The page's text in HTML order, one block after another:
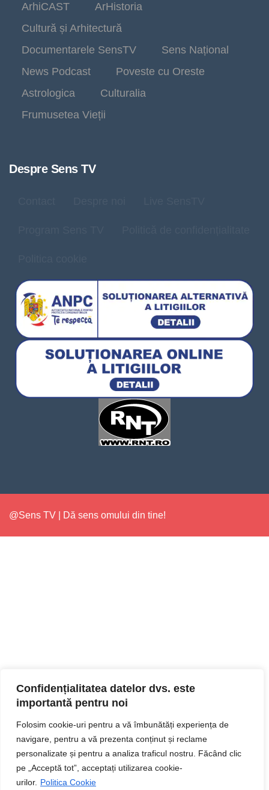
Confidențialitatea datelor dvs. este
importantă pentru noi
Folosim cookie-uri pentru a vă îmbunătăți experiența de
navigare, pentru a vă prezenta conținut și reclame
personalizate și pentru a analiza traficul nostru. Făcând clic
pe „Acceptă tot”, acceptați utilizarea cookie-
urilor. Politica Cookie
ArhiCAST
ArHistoria
Cultură și Arhitectură
Documentarele SensTV
Sens Național
News Podcast
Poveste cu Oreste
Astrologica
Culturalia
Frumusetea Vieții
Despre Sens TV
@Sens TV | Dă sens omului din tine!